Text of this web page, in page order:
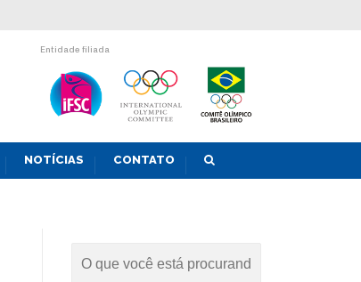
Entidade filiada
NOTÍCIAS CONTATO